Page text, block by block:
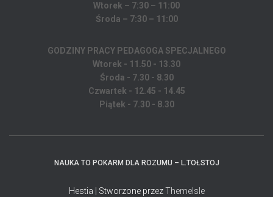
Wtorek – 7:30 – 11:00
Środa – 7:30 – 11:00
GODZINY PRACY PEDAGOGA SPECJALNEGO
Wtorek - 11.50 - 13.30
Środa - 7.30 - 8.30
Czwartek - 12.45 - 14.45
Piątek - 7.30 - 8.30
NAUKA TO POKARM DLA ROZUMU – L.TOŁSTOJ
Hestia | Stworzone przezThemeIsle